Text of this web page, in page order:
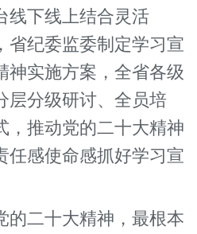
线下线上结合灵活
纪委监委制定学习宣
神实施方案，全省各级
层分级研讨、全员培
，推动党的二十大精神
任感使命感抓好学习宣
二十大精神，最根本